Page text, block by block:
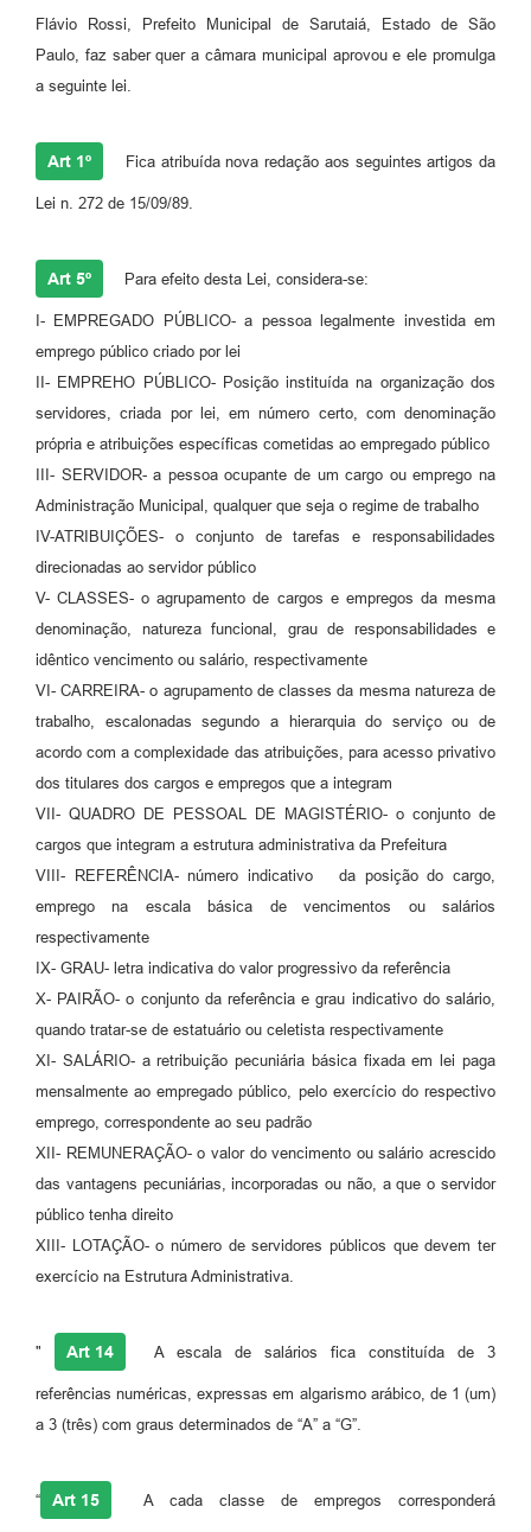
Flávio Rossi, Prefeito Municipal de Sarutaiá, Estado de São
Paulo, faz saber quer a câmara municipal aprovou e ele promulga
a seguinte lei.
Art 1º Fica atribuída nova redação aos seguintes artigos da
Lei n. 272 de 15/09/89.
Art 5º Para efeito desta Lei, considera-se:
I- EMPREGADO PÚBLICO- a pessoa legalmente investida em
emprego público criado por lei
II- EMPREHO PÚBLICO- Posição instituída na organização dos
servidores, criada por lei, em número certo, com denominação
própria e atribuições específicas cometidas ao empregado público
III- SERVIDOR- a pessoa ocupante de um cargo ou emprego na
Administração Municipal, qualquer que seja o regime de trabalho
IV-ATRIBUIÇÕES- o conjunto de tarefas e responsabilidades
direcionadas ao servidor público
V- CLASSES- o agrupamento de cargos e empregos da mesma
denominação, natureza funcional, grau de responsabilidades e
idêntico vencimento ou salário, respectivamente
VI- CARREIRA- o agrupamento de classes da mesma natureza de
trabalho, escalonadas segundo a hierarquia do serviço ou de
acordo com a complexidade das atribuições, para acesso privativo
dos titulares dos cargos e empregos que a integram
VII- QUADRO DE PESSOAL DE MAGISTÉRIO- o conjunto de
cargos que integram a estrutura administrativa da Prefeitura
VIII- REFERÊNCIA- número indicativo da posição do cargo,
emprego na escala básica de vencimentos ou salários
respectivamente
IX- GRAU- letra indicativa do valor progressivo da referência
X- PAIRÃO- o conjunto da referência e grau indicativo do salário,
quando tratar-se de estatuário ou celetista respectivamente
XI- SALÁRIO- a retribuição pecuniária básica fixada em lei paga
mensalmente ao empregado público, pelo exercício do respectivo
emprego, correspondente ao seu padrão
XII- REMUNERAÇÃO- o valor do vencimento ou salário acrescido
das vantagens pecuniárias, incorporadas ou não, a que o servidor
público tenha direito
XIII- LOTAÇÃO- o número de servidores públicos que devem ter
exercício na Estrutura Administrativa.
" Art 14 A escala de salários fica constituída de 3
referências numéricas, expressas em algarismo arábico, de 1 (um)
a 3 (três) com graus determinados de “A” a “G”.
“ Art 15 A cada classe de empregos corresponderá